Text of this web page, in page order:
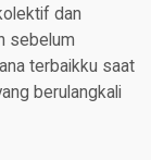
dan
sebelum
terbaikku saat
berulangkali